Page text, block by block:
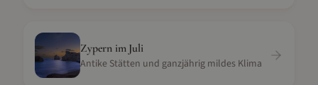
Zypern im Juli
Antike Stätten und ganzjährig mildes Klima